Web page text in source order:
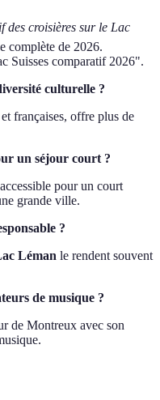
des croisières sur le Lac
complète de 2026.
Suisses comparatif 2026".
culturelle ?
françaises, offre plus de
un séjour court ?
pour un court
grande ville.
?
Léman le rendent souvent
de musique ?
de Montreux avec son